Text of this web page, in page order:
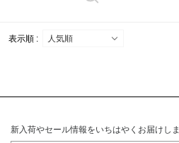
表示順 :
新入荷やセール情報をいちはやくお届けしま